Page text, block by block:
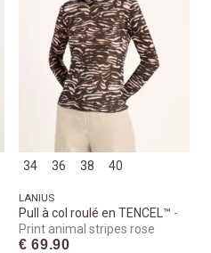
34 36 38 40
LANIUS
Pull à col roulé en TENCEL™
Print animal stripes rose
€ 69.90